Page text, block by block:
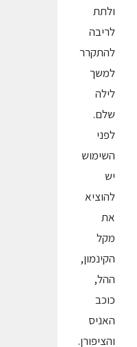
ולתת
לריבה
להתקרר
למשך
לילה
שלם.
לפני
השימוש
יש
להוציא
את
מקל
הקינמון,
ההל,
כוכב
האניס
והציפורן.